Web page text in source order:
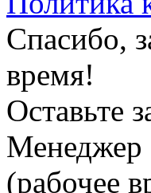
Спасибо,
время!
Оставьте
Менеджер
(рабочее